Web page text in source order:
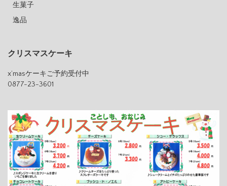
生菓子
逸品
クリスマスケーキ
x’masケーキご予約受付中
0877-23-3601